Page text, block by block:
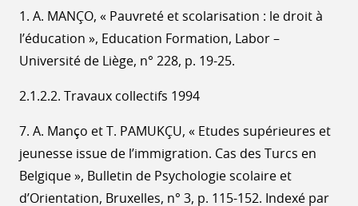
1. A. MANÇO, « Pauvreté et scolarisation : le droit à
l’éducation », Education Formation, Labor –
Université de Liège, n° 228, p. 19-25.
2.1.2.2. Travaux collectifs 1994
7. A. Manço et T. PAMUKÇU, « Etudes supérieures et
jeunesse issue de l’immigration. Cas des Turcs en
Belgique », Bulletin de Psychologie scolaire et
d’Orientation, Bruxelles, n° 3, p. 115-152. Indexé par